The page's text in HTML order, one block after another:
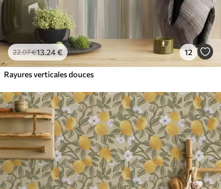
22.07€13.24€ 12
Rayures verticales douces